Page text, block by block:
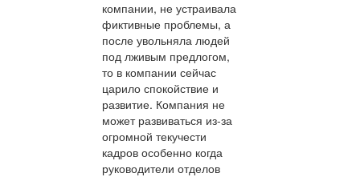
компании, не устраивала
фиктивные проблемы, а
после увольняла людей
под лживым предлогом,
то в компании сейчас
царило спокойствие и
развитие. Компания не
может развиваться из-за
огромной текучести
кадров особенно когда
руководители отделов